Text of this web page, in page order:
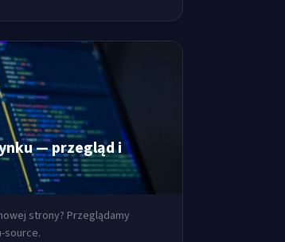
— przegląd i
strony? Przeglądamy
source.